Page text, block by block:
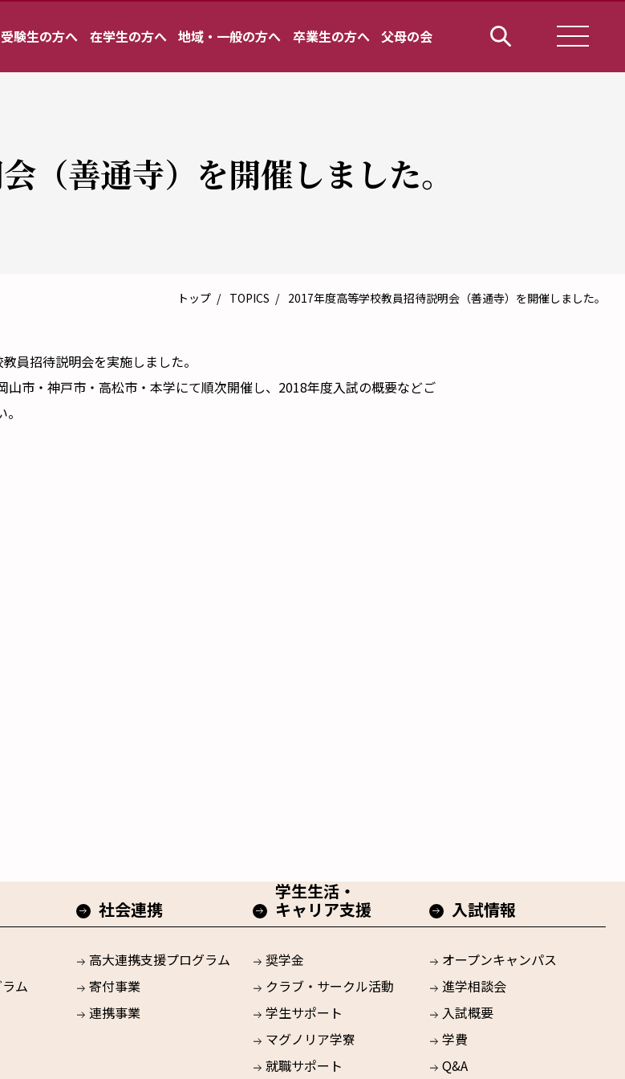
受験生の方へ 在学生の方へ 地域・一般の方へ 卒業生の方へ 父母の会
（善通寺）を開催しました。
トップ TOPICS 2017年度高等学校教員招待説明会（善通寺）を開催しました。
員招待説明会を実施しました。
市・神戸市・高松市・本学にて順次開催し、2018年度入試の概要などご
ム
社会連携
高大連携支援プログラム
寄付事業
連携事業
学生生活・
キャリア支援
奨学金
クラブ・サークル活動
学生サポート
マグノリア学寮
就職サポート
入試情報
オープンキャンパス
進学相談会
入試概要
学費
Q&A